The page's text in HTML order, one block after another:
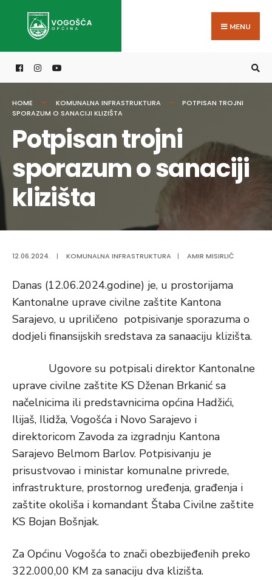
MENU
HOME KOMUNALNA INFRASTRUKTURA
POTPISAN TROJNI
SPORAZUM O SANACIJI KLIZIŠTA
Potpisan trojni
sporazum o sanaciji
klizišta
12.06.2024. | KOMUNALNA INFRASTRUKTURA | AMIR MISIRLIĆ
Danas (12.06.2024.godine) je, u prostorijama
Kantonalne uprave civilne zaštite Kantona
Sarajevo, u upriličeno potpisivanje sporazuma o
dodjeli finansijskih sredstava za sanaaciju klizišta.
Ugovore su potpisali direktor Kantonalne
uprave civilne zaštite KS Dženan Brkanić sa
načelnicima ili predstavnicima općina Hadžići,
Ilijaš, Ilidža, Vogošća i Novo Sarajevo i
direktoricom Zavoda za izgradnju Kantona
Sarajevo Belmom Barlov. Potpisivanju je
prisustvovao i ministar komunalne privrede,
infrastrukture, prostornog uređenja, građenja i
zaštite okoliša i komandant Štaba Civilne zaštite
KS Bojan Bošnjak.
Za Općinu Vogošća to znači obezbijeđenih preko
322.000,00 KM za sanaciju dva klizišta.
for: